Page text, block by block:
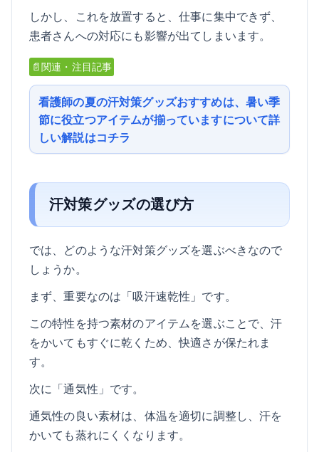
しかし、これを放置すると、仕事に集中できず、
患者さんへの対応にも影響が出てしまいます。
📄関連・注目記事
看護師の夏の汗対策グッズおすすめは、暑い季
節に役立つアイテムが揃っていますについて詳
しい解説はコチラ
汗対策グッズの選び方
では、どのような汗対策グッズを選ぶべきなので
しょうか。
まず、重要なのは「吸汗速乾性」です。
この特性を持つ素材のアイテムを選ぶことで、汗
をかいてもすぐに乾くため、快適さが保たれま
す。
次に「通気性」です。
通気性の良い素材は、体温を適切に調整し、汗を
かいても蒸れにくくなります。